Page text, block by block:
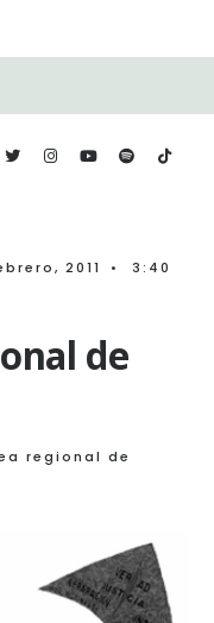
2011 •
3:40
de
regional de